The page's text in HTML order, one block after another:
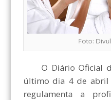
Foto:
O Diário Oficial
último dia 4 de abril
regulamenta a